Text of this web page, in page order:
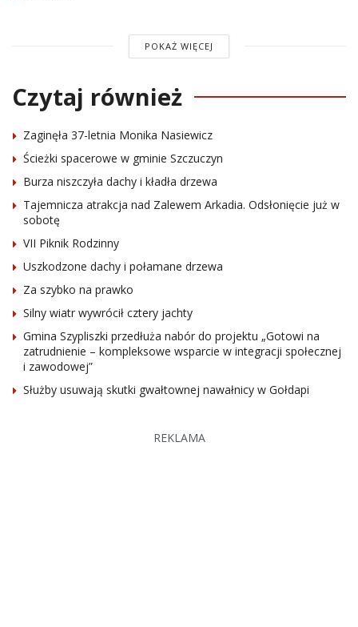
POKAŻ WIĘCEJ
Czytaj również
Zaginęła 37-letnia Monika Nasiewicz
Ścieżki spacerowe w gminie Szczuczyn
Burza niszczyła dachy i kładła drzewa
Tajemnicza atrakcja nad Zalewem Arkadia. Odsłonięcie już w
sobotę
VII Piknik Rodzinny
Uszkodzone dachy i połamane drzewa
Za szybko na prawko
Silny wiatr wywrócił cztery jachty
Gmina Szypliszki przedłuża nabór do projektu „Gotowi na
zatrudnienie – kompleksowe wsparcie w integracji społecznej
i zawodowej”
Służby usuwają skutki gwałtownej nawałnicy w Gołdapi
REKLAMA